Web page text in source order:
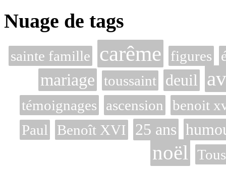
Nuage de tags
sainte famille carême figures
mariage toussaint deuil
témoignages ascension
benoit
Paul
Benoît XVI 25 ans
noël